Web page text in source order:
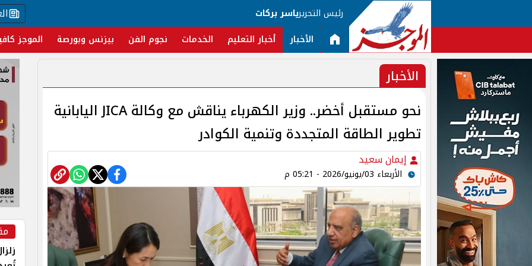
رئيس التحريرياسر بركات
الأخبار أخبار التعليم الخدمات نجوم الفن بيزنس وبورصة الموجز
الأخبار
نحو مستقبل أخضر.. وزير الكهرباء يناقش مع وكالة JICA اليابانية
تطوير الطاقة المتجددة وتنمية الكوادر
إيمان سعيد
الأربعاء 03/يونيو/2026 - 05:21 م